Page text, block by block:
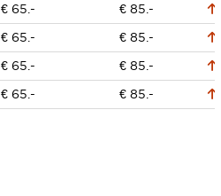
€ 65.-
€ 85.-
€ 65.-
€ 85.-
€ 65.-
€ 85.-
€ 65.- € 85.-